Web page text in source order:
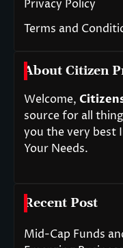
Privacy Policy
Terms and
About Citizen
Welcome,
source for all
you the very best
Your Needs.
Recent Post
Mid-Cap Funds